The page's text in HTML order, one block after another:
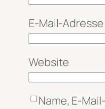
E-Mail-Adresse
Website
Name, E-